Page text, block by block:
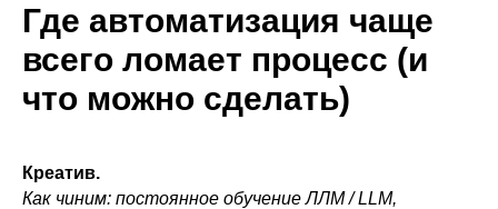
Где автоматизация чаще
всего ломает процесс (и
что можно сделать)
Креатив.
Как чиним: постоянное обучение ЛЛМ / LLM,